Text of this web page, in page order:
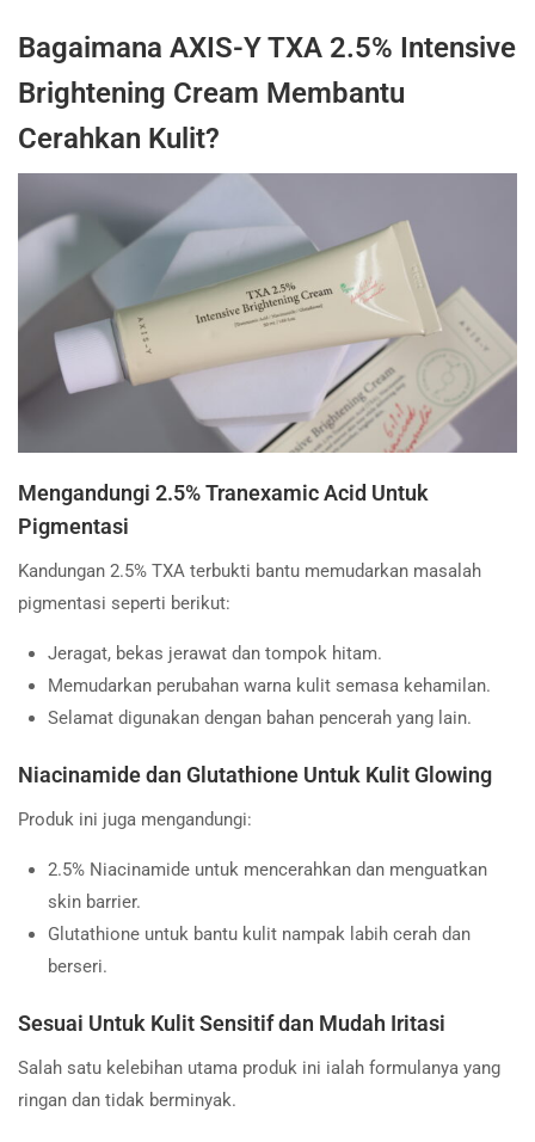
Bagaimana AXIS-Y TXA 2.5% Intensive
Brightening Cream Membantu
Cerahkan Kulit?
Mengandungi 2.5% Tranexamic Acid Untuk
Pigmentasi
Kandungan 2.5% TXA terbukti bantu memudarkan masalah
pigmentasi seperti berikut:
Jeragat, bekas jerawat dan tompok hitam.
Memudarkan perubahan warna kulit semasa kehamilan.
Selamat digunakan dengan bahan pencerah yang lain.
Niacinamide dan Glutathione Untuk Kulit Glowing
Produk ini juga mengandungi:
2.5% Niacinamide untuk mencerahkan dan menguatkan
skin barrier.
Glutathione untuk bantu kulit nampak labih cerah dan
berseri.
Sesuai Untuk Kulit Sensitif dan Mudah Iritasi
Salah satu kelebihan utama produk ini ialah formulanya yang
ringan dan tidak berminyak.